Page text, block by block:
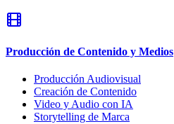
Producción de Contenido y Medios
Producción Audiovisual
Creación de Contenido
Video y Audio con IA
Storytelling de Marca